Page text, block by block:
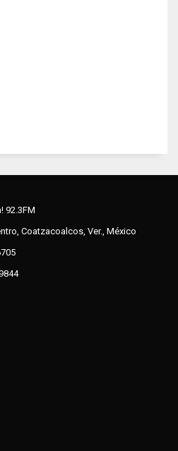
92.3FM
Coatzacoalcos, Ver., México